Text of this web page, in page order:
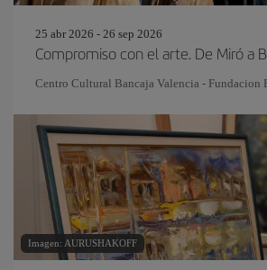
25 abr 2026 - 26 sep 2026
Compromiso con el arte. De Miró a
Centro Cultural Bancaja Valencia - Fundacion
Imagen: AURUSHAKOFF